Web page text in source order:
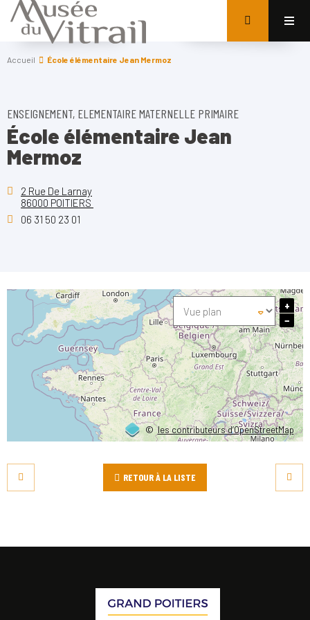
Accueil École élémentaire Jean Mermoz
ENSEIGNEMENT, ELEMENTAIRE MATERNELLE PRIMAIRE
École élémentaire Jean
Mermoz
2 Rue De Larnay
86000 POITIERS
06 31 50 23 01
©les contributeurs d’OpenStreetMap
+
−
RETOUR À LA LISTE